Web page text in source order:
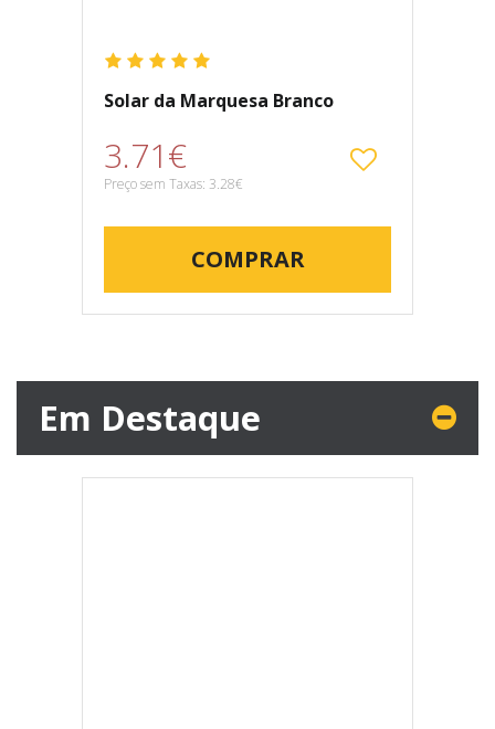
Solar da Marquesa Branco
3.71€
Preço sem Taxas: 3.28€
COMPRAR
Em Destaque